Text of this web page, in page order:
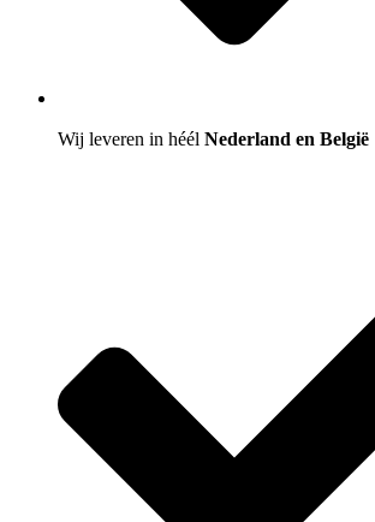
Wij leveren in héél Nederland en België